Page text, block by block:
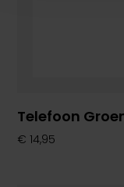
Telefoon
€ 14,95